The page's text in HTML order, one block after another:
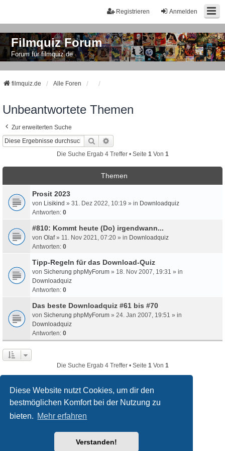
Diese Website nutzt Cookies, um dir den
bestmöglichen Komfort bei der Nutzung zu
bieten. Mehr erfahren
Verstanden!
Anmelden
Registrieren
Filmquiz Forum
Forum für filmquiz.de
filmquiz.de Alle Foren
Unbeantwortete Themen
Zur erweiterten Suche
Suche
Die Suche Ergab 4 Treffer • Seite 1Von 1
Themen
Prosit 2023
von Lisikind » 31. Dez 2022, 10:19 » in Downloadquiz
Antworten: 0
#810: Kommt heute (Do) irgendwann...
von Olaf» 11. Nov 2021, 07:20 » in Downloadquiz
Antworten: 0
Tipp-Regeln für das Download-Quiz
von Sicherung phpMyForum » 18. Nov 2007, 19:31 » in
Downloadquiz
Antworten: 0
Das beste Downloadquiz #61 bis #70
von Sicherung phpMyForum » 24. Jan 2007, 19:51 » in
Downloadquiz
Antworten: 0
Die Suche Ergab 4 Treffer • Seite 1Von 1
filmquiz.de Alle Foren
® Forum Software © phpBB Limited
phpBB.de